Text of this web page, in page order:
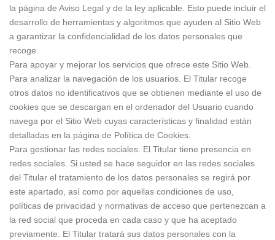
la página de Aviso Legal y de la ley aplicable. Esto puede incluir el
desarrollo de herramientas y algoritmos que ayuden al Sitio Web
a garantizar la confidencialidad de los datos personales que
recoge.
Para apoyar y mejorar los servicios que ofrece este Sitio Web.
Para analizar la navegación de los usuarios. El Titular recoge
otros datos no identificativos que se obtienen mediante el uso de
cookies que se descargan en el ordenador del Usuario cuando
navega por el Sitio Web cuyas características y finalidad están
detalladas en la página de Política de Cookies.
Para gestionar las redes sociales. El Titular tiene presencia en
redes sociales. Si usted se hace seguidor en las redes sociales
del Titular el tratamiento de los datos personales se regirá por
este apartado, así como por aquellas condiciones de uso,
políticas de privacidad y normativas de acceso que pertenezcan a
la red social que proceda en cada caso y que ha aceptado
previamente. El Titular tratará sus datos personales con la